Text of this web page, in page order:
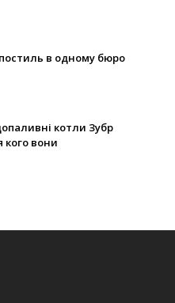
в одному бюро
котли Зубр
кого вони